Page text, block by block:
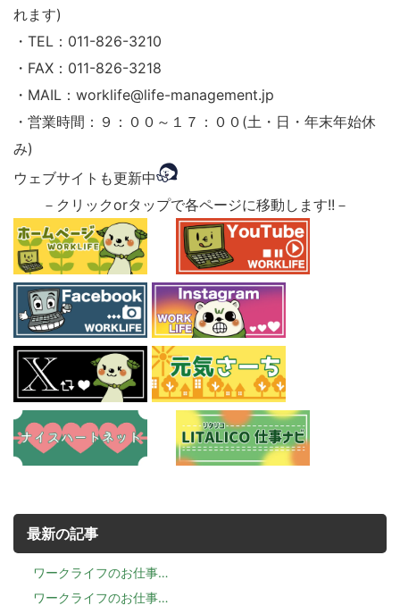
れます)
・TEL：011-826-3210
・FAX：011-826-3218
・MAIL：worklife@life-management.jp
・営業時間：９：００～１７：００(土・日・年末年始休
み)
ウェブサイトも更新中
－クリックorタップで各ページに移動します!!－
最新の記事
ワークライフのお仕事…
ワークライフのお仕事…